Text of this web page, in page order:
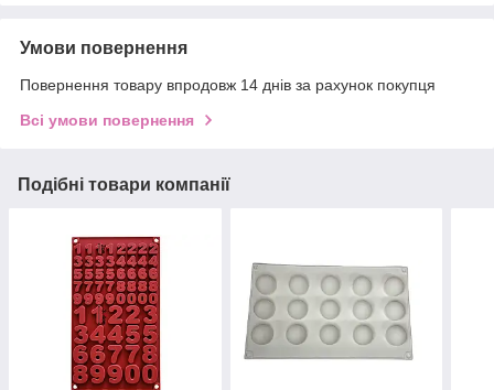
Умови повернення
Повернення товару впродовж 14 днів за рахунок покупця
Всі умови повернення
Подібні товари компанії